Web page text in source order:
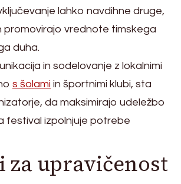
lahko navdihne druge,
promovirajo vrednote timskega
duha.
in sodelovanje z lokalnimi
s šolami in športnimi klubi, sta
da maksimirajo udeležbo
festival izpolnjuje potrebe
upravičenost